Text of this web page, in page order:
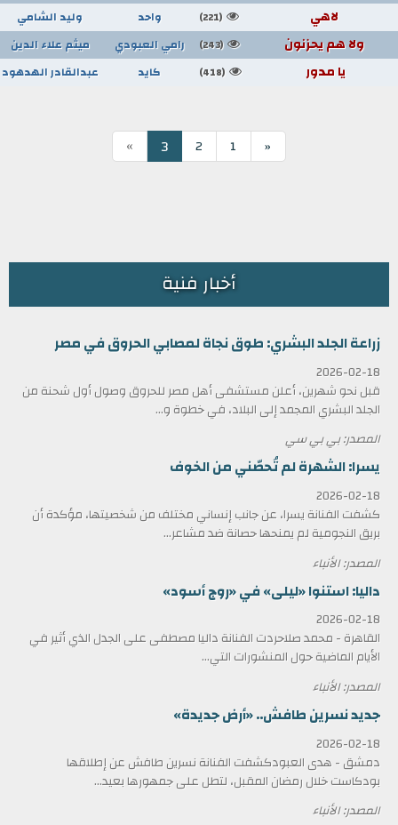
لاهي
(221) واحد وليد الشامي
ولا هم يحزنون (243) رامي العبودي ميثم علاء الدين
يا مدور (418) كايد عبدالقادر الهدهود
«
1
2
3
»
أخبار فنية
زراعة الجلد البشري: طوق نجاة لمصابي الحروق في مصر
2026-02-18
قبل نحو شهرين، أعلن مستشفى أهل مصر للحروق وصول أول شحنة من
الجلد البشري المجمد إلى البلاد، في خطوة و...
المصدر: بي بي سي
يسرا: الشهرة لم تُحصّني من الخوف
2026-02-18
كشفت الفنانة يسرا، عن جانب إنساني مختلف من شخصيتها، مؤكدة أن
بريق النجومية لم يمنحها حصانة ضد مشاعر...
المصدر: الأنباء
داليا: استنوا «ليلى» في «روج أسود»
2026-02-18
القاهرة - محمد صلاحردت الفنانة داليا مصطفى على الجدل الذي أثير في
الأيام الماضية حول المنشورات التي...
المصدر: الأنباء
جديد نسرين طافش.. «أرض جديدة»
2026-02-18
دمشق - هدى العبودكشفت الفنانة نسرين طافش عن إطلاقها
بودكاست خلال رمضان المقبل، لتطل على جمهورها بعيد...
المصدر: الأنباء